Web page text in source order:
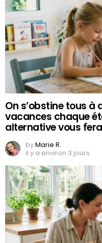
On s’obstine tous à
vacances chaque
alternative vous
byMarie R.
il y a environ 3 jours